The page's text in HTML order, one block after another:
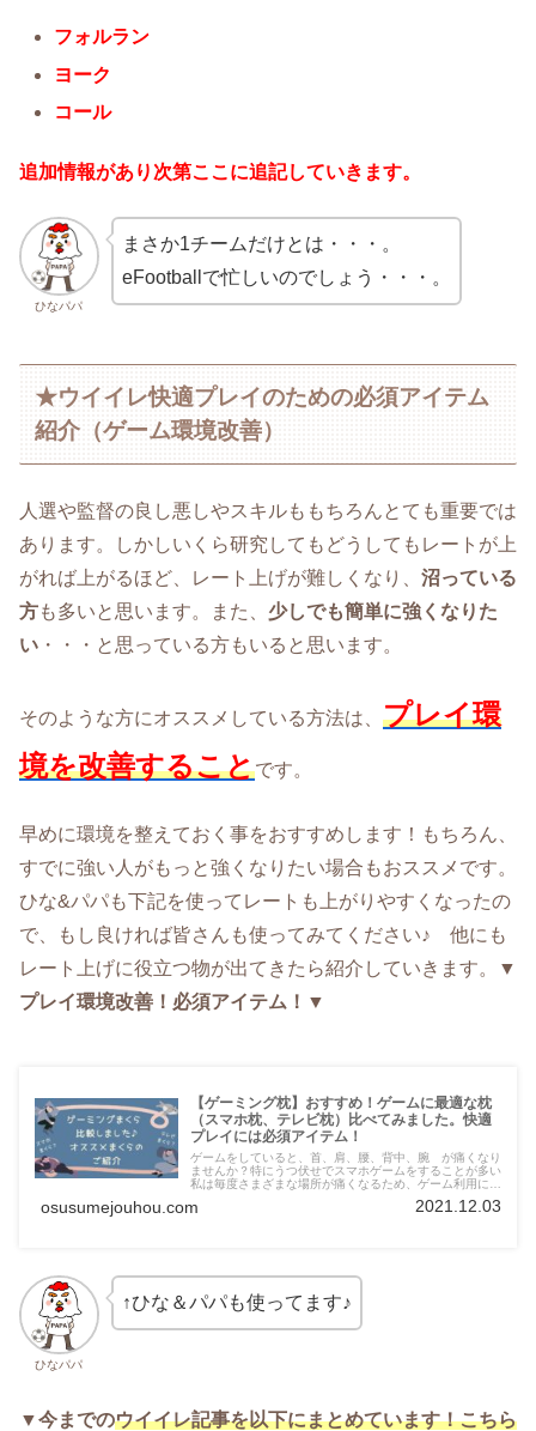
フォルラン
ヨーク
コール
追加情報があり次第ここに追記していきます。
ひなパパ
まさか1チームだけとは・・・。
eFootballで忙しいのでしょう・・・。
★ウイイレ快適プレイのための必須アイテム
紹介（ゲーム環境改善）
人選や監督の良し悪しやスキルももちろんとても重要では
あります。しかしいくら研究してもどうしてもレートが上
がれば上がるほど、レート上げが難しくなり、 沼っている
方も多いと思います。また、 少しでも簡単に強くなりた
い ・・・と思っている方もいると思います。
そのような方にオススメしている方法は、 プレイ環
境を改善することです。
早めに環境を整えておく事をおすすめします！もちろん、
すでに強い人がもっと強くなりたい場合もおススメです。
ひな&パパも下記を使ってレートも上がりやすくなったの
で、もし良ければ皆さんも使ってみてください♪ 他にも
レート上げに役立つ物が出てきたら紹介していきます。
▼
プレイ環境改善！必須アイテム！▼
【ゲーミング枕】おすすめ！ゲームに最適な枕
（スマホ枕、テレビ枕）比べてみました。快適
プレイには必須アイテム！
ゲームをしていると、首、肩、腰、背中、腕 が痛くなり
ませんか？特にうつ伏せでスマホゲームをすることが多い
私は毎度さまざまな場所が痛くなるため、ゲーム利用に適
ました。結果、私と同じように困っている方に、十分おす
最もおすすめできるものを紹介していきたいと思いますの
osusumejouhou.com 2021.12.03
ひなパパ
↑ひな＆パパも使ってます♪
▼今までのウイイレ記事を以下にまとめています！こちら